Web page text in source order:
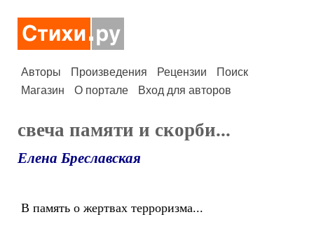
Авторы Произведения Рецензии
Поиск
Магазин
О портале Вход для авторов
свеча памяти и скорби...
Елена Бреславская
В память о жертвах терроризма...